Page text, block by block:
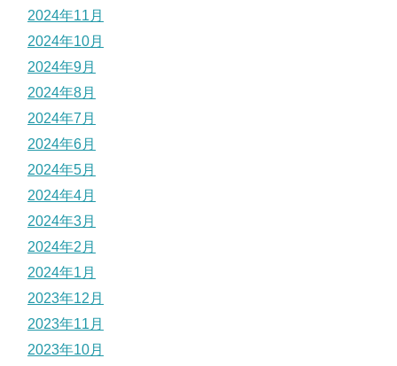
2024年11月
2024年10月
2024年9月
2024年8月
2024年7月
2024年6月
2024年5月
2024年4月
2024年3月
2024年2月
2024年1月
2023年12月
2023年11月
2023年10月